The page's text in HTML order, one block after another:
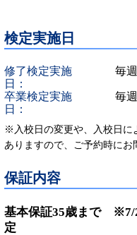
検定実施日
修了検定実施
日：
毎
卒業検定実施
日：
毎
※入校日の変更や、入校日に
ありますので、ご予約時にお
保証内容
基本保証35歳まで ※7/
定